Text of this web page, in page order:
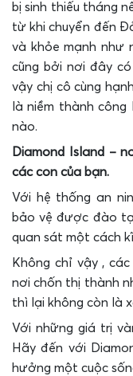
bị sinh thiếu tháng
từ khi chuyển đến
và khỏe mạnh như
cũng bởi nơi đây
vậy chị cô cùng
là niềm thành
nào.
Diamond Island –
các con của bạn.
Với hệ thống an
bảo vệ được đào
quan sát một cách
Không chỉ vậy ,
nơi chốn thị thành
thì lại không còn là
Với những giá trị
Hãy đến với
hưởng một cuộc